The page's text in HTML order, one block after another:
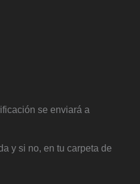
se enviará a
y si no, en tu carpeta de